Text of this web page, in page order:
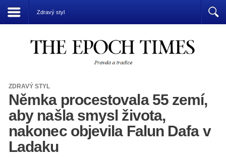
Zdravý styl
ZDRAVÝ STYL
Němka procestovala 55 zemí,
aby našla smysl života,
nakonec objevila Falun Dafa v
Ladaku